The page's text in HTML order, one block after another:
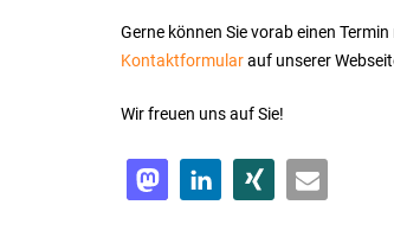
Gerne können Sie vorab einen
Kontaktformularauf unserer
Wir freuen uns auf Sie!